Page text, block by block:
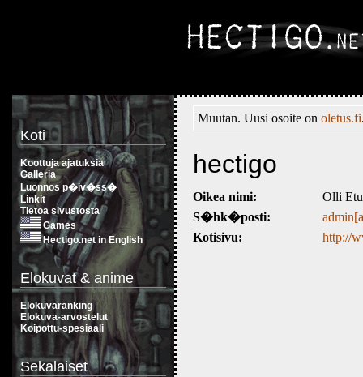
Koti
Koottuja ajatuksia
Galleria
Luonnos p�iv�ss�
Linkit
Tietoa sivustosta
Games
Hectigo.net in English
Elokuvat & anime
Elokuvaranking
Elokuva-arvostelut
Koipottu-spesiaali
Sekalaiset
Muutan. Uusi osoite on oletus.fi
hectigo
Oikea nimi:
Olli
S�hk�posti:
Kotisivu:
http://